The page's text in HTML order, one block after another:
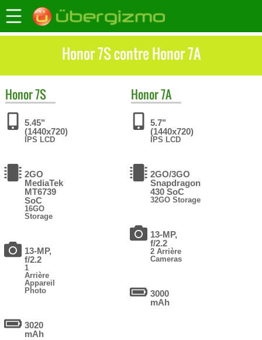
Honor 7S contre Honor 7A
Honor7S
5.45"
(1440x720)
IPS LCD
2GO
MediaTek
MT6739
SoC
16GO
Storage
13-MP,
f/2.2
1
Arrière
Appareil
Photo
3020
mAh
Honor7A
5.7"
(1440x720)
IPS LCD
2GO/3GO
Snapdragon
430 SoC
32GO Storage
13-MP,
f/2.2
2 Arrière
Cameras
3000
mAh